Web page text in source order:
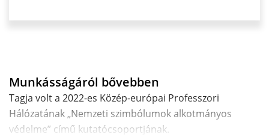
Munkásságáról bővebben
Tagja volt a 2022-es Közép-európai Professzori
Hálózatának „Nemzeti szimbólumok alkotmányos
védelme” című kutatócsoportjának.